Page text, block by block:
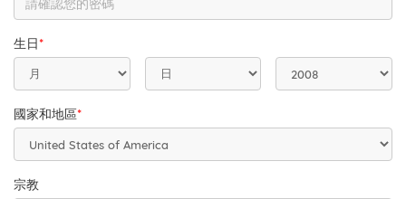
生日 *
國家和地區*
宗教